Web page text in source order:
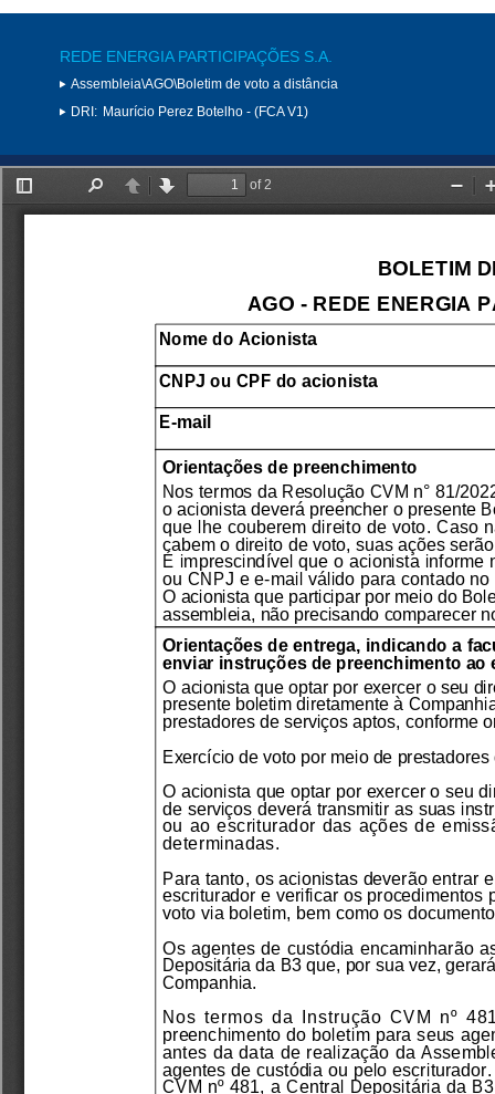
REDE ENERGIA PARTICIPAÇÕES S.A.
Assembleia\AGO\Boletim de voto a distância
DRI: Maurício Perez Botelho - (FCA V1)